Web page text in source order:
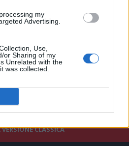
my
Advertising.
Use,
or Sharing of my
Unrelated with the
was collected.
CLASSICA